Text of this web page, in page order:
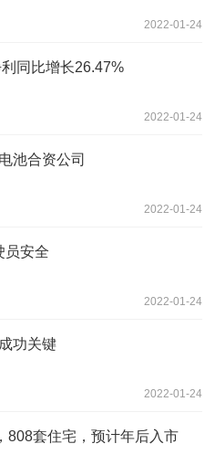
2022-01-24
同比增长26.47%
2022-01-24
池合资公司
2022-01-24
员安全
2022-01-24
功关键
2022-01-24
808套住宅，预计年后入市